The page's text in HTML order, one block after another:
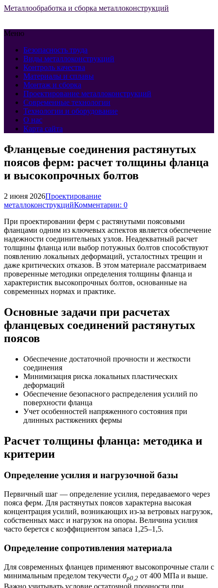
Металлообработка и сборка металлоконструкций
Меню
Безопасность труда
Виды металлоконструкций
Контроль качества
Материалы и сплавы
Монтаж и сборка
Проектирование металлоконструкций
Современные технологии
Технологии и оборудование
О нас
Карта сайта
Фланцевые соединения растянутых
поясов ферм: расчет толщины фланца
и высокопрочных болтов
2 июня 2026Проектирование
металлоконструкцийКомментарии: 0
При проектировании ферм с растянутыми поясовыми
фланцами одним из ключевых аспектов является обеспечение
надежности соединительных узлов. Неадекватный расчет
толщины фланца или выбор потужных болтов способствуют
появлению локальных деформаций, усталостных трещин и
даже критических отказов. В этом материале рассматриваем
проверенные методики определения толщины фланца и
характеристик высокопрочных болтов, основанные на
современных нормах и практике.
Основные задачи при расчетах
фланцевых соединений растянутых
поясов
Обеспечение достаточной прочности и жесткости
соединения
Минимизация риска локальных пластических
деформаций
Обеспечение безопасного распределения усилий по
поверхности фланца
Учет особенностей напряженного состояния при
длинных растяжениях фермы
Расчет толщины фланца: методика и
критерии
Определение усилия и нагрузочной базы
Первичный шаг — определение усилия, передаваемого через
пояса ферм. Для растянутых поясов характерна высокая
концентрация усилий, возникающих из-за ветровых нагрузок,
собственных масс и нагрузок на опоры. Величина усилия
часто берется с коэффициентом запаса 1,25–1,5.
Определение сопротивления материала
Для современных фланцев применяют высокопрочные стали с
минимальным пределом текучести σp0,2 от 400 МПа и выше.
Важно учитывать условие остаточной прочности при